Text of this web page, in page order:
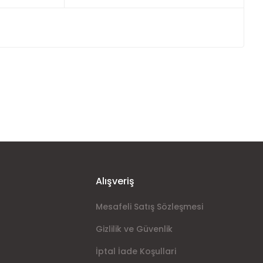
Alışveriş
Mesafeli Satış Sözleşmesi
Gizlilik ve Güvenlik
İptal İade Koşullari